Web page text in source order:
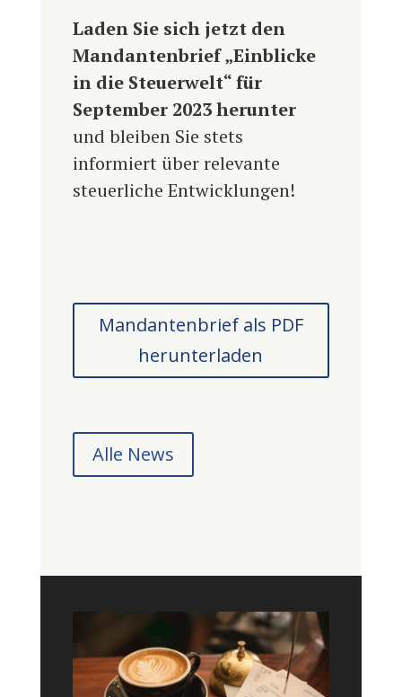
Laden Sie sich jetzt den
Mandantenbrief „Einblicke
in die Steuerwelt“ für
September 2023 herunter
und bleiben Sie stets
informiert über relevante
steuerliche Entwicklungen!
Mandantenbrief als PDF
herunterladen
Alle News